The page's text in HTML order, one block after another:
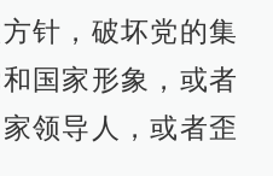
针，破坏党的集
国家形象，或者
领导人，或者歪